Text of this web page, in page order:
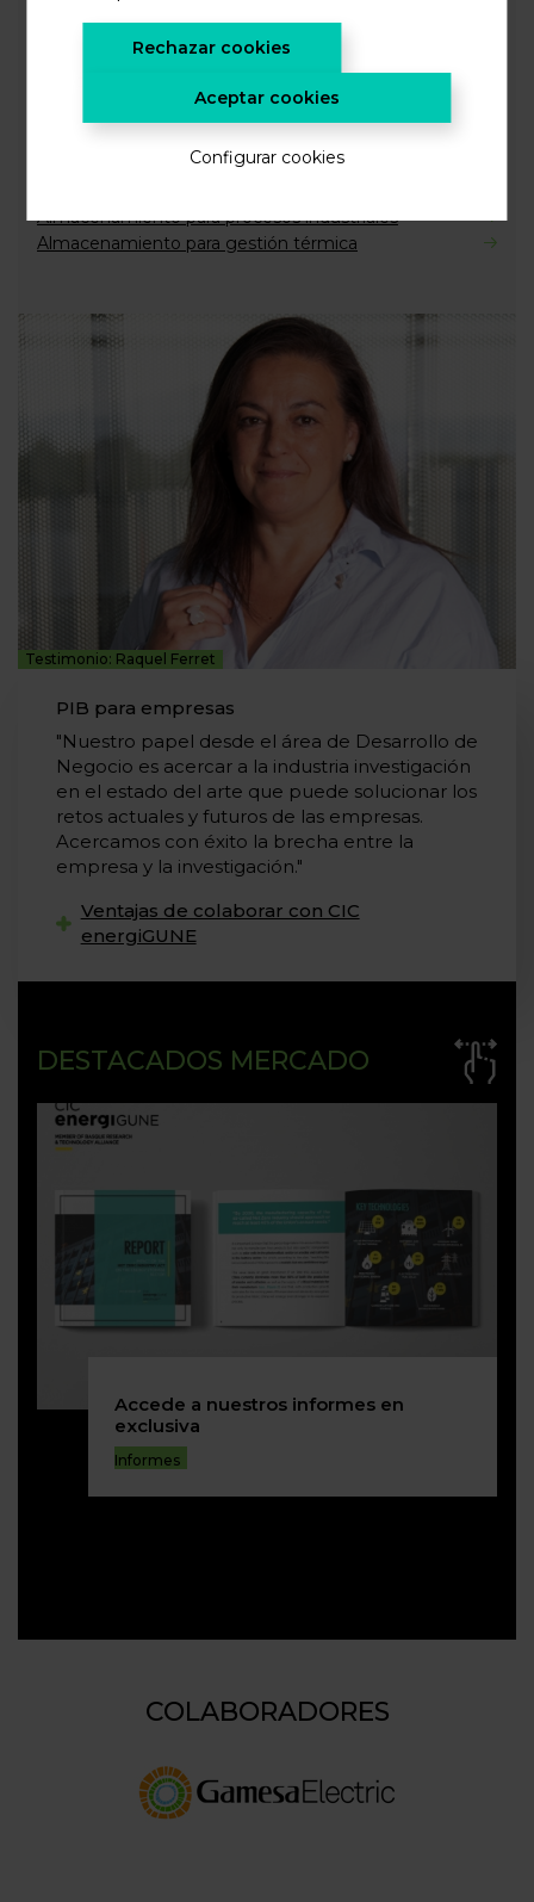
Almacenamiento Estacionario
Almacenamiento para Portabilidad
Almacenamiento para procesos industriales
Almacenamiento para gestión térmica
Testimonio: Raquel Ferret
PIB para empresas
"Nuestro papel desde el área de Desarrollo de
Negocio es acercar a la industria investigación
en el estado del arte que puede solucionar los
retos actuales y futuros de las empresas.
Acercamos con éxito la brecha entre la
empresa y la investigación."
Ventajas de colaborar con CIC
energiGUNE
DESTACADOS MERCADO
Accede a nuestros informes en
exclusiva
Informes
COLABORADORES
Rechazar cookies
Aceptar cookies
Configurar cookies